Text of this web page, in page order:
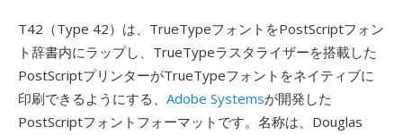
T42（Type 42）は、TrueTypeフォントをPostScriptフォン
ト辞書内にラップし、TrueTypeラスタライザーを搭載した
PostScriptプリンターがTrueTypeフォントをネイティブに
印刷できるようにする、 Adobe Systemsが開発した
PostScriptフォントフォーマットです。名称は、Douglas